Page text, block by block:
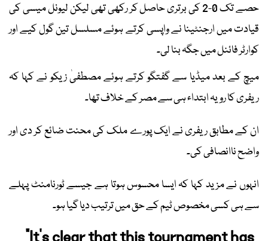
حصے تک 0-2 کی برتری حاصل کر رکھی تھی لیکن لیونل میسی کی
قیادت میں ارجنٹینا نے واپسی کرتے ہوئے مسلسل تین گول کیے اور
کوارٹر فائنل میں جگہ بنا لی۔
میچ کے بعد میڈیا سے گفتگو کرتے ہوئے مصطفیٰ زیکو نے کہا کہ
ریفری کا رویہ ابتداء ہی سے مصر کے خلاف تھا۔
ان کے مطابق ریفری نے ایک پورے ملک کی محنت ضائع کر دی اور
واضح ناانصافی کی۔
انہوں نے مزید کہا کہ ایسا محسوس ہوتا ہے جیسے ٹورنامنٹ پہلے
سے ہی کسی مخصوص ٹیم کے حق میں ترتیب دیا گیا ہو۔